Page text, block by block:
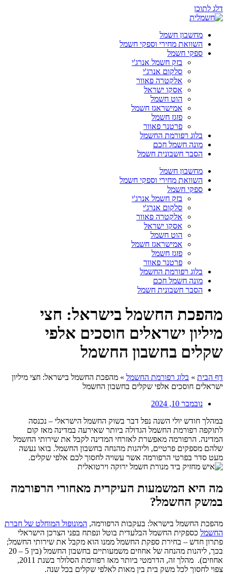
דלג לתוכן
מחשבון חשמל
השוואת מחירי וספקי חשמל
ספקי חשמל
בזק חשמל אנרג'י
סלקום אנרג'י
אלקטרה פאוור
אסקו ישראל
הוט חשמל
אמישראגז חשמל
פזגז חשמל
פרטנר פאוור
בלוג רפורמת החשמל
מונה חשמל חכם
הסבר חשבונית חשמל
מחשבון חשמל
השוואת מחירי וספקי חשמל
ספקי חשמל
בזק חשמל אנרג'י
סלקום אנרג'י
אלקטרה פאוור
אסקו ישראל
הוט חשמל
אמישראגז חשמל
פזגז חשמל
פרטנר פאוור
בלוג רפורמת החשמל
מונה חשמל חכם
הסבר חשבונית חשמל
מהפכת החשמל בישראל: חצי
מיליון ישראלים חוסכים אלפי
שקלים בחשבון החשמל
דף הבית » בלוג רפורמת החשמל » מהפכת החשמל בישראל: חצי מיליון
ישראלים חוסכים אלפי שקלים בחשבון החשמל
נובמבר 10, 2024
במהלך חודש יולי השנה נפל דבר בשוק החשמל הישראלי – נכנסה
לתוקפה רפורמת החשמל הגדולה ביותר שאירעה במדינה מאז קום
המדינה. הרפורמה מאפשרת לאזרחי המדינה לקבל את שירותי החשמל
שלהם מספקים פרטיים, וליהנות מהנחה בחשבון החשמל. בואו נעשה
מעט סדר בפרטי הרפורמה אשר עשויה לחסוך לכם אלפי שקלים.
מה היא המשמעות העיקרית מאחורי הרפורמה
במשק החשמל?
מהפכת החשמל בישראל: בעקבות הרפורמה, המונופול המוחלט של חברת
החשמל כספקית החשמל הבלעדית בוטל ונפתח בפני הצרכן הישראלי
פתרון חדש – בחירת ספקת החשמל ממנו הוא מקבל את שירותי החשמל;
בכך, ליהנות מהנחה של אחוזים משמעותיים בחשבון החשמל (בין 5 – 20
אחוזים).
מהלך זה, הדרמטי ביותר מאז רפורמת הסלולר בשנת 2011,
צפוי לחסוך לכל משק בית בין מאות לאלפי שקלים בכל שנה.